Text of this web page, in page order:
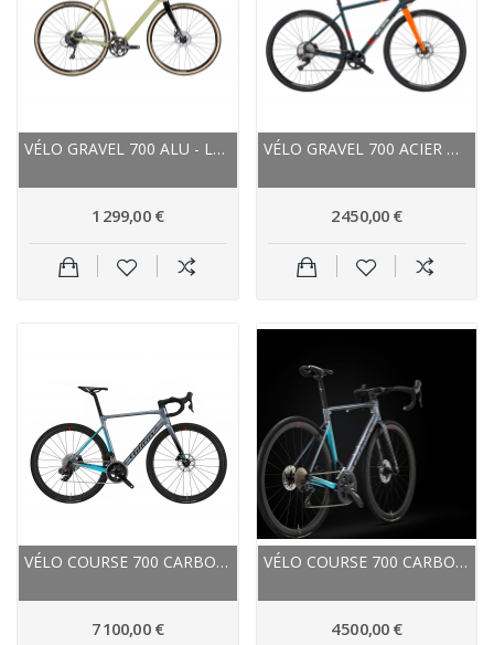
VÉLO GRAVEL 700 ALU - LAPIERRE 2023 CROSSHILL...
1 299,00 €
VÉLO GRAVEL 700 ACIER WILIER 2021 JAROON GRX...
2 450,00 €
VÉLO COURSE 700 CARBON - WILIER 2023 ZÉRO SL...
7 100,00 €
VÉLO COURSE 700 CARBON WILIER 2021 ZÉRO SL...
4 500,00 €